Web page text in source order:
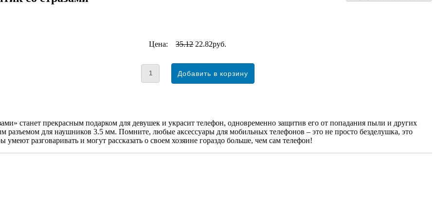
Цена: 35.1222.82руб.
станет прекрасным подарком для девушек и украсит телефон, одновременно защитив его от попадания пыли и других
разъемом для наушников 3.5 мм. Помните, любые аксессуары для мобильных телефонов – это не просто безделушка, это
разговаривать и могут рассказать о своем хозяине гораздо больше, чем сам телефон!